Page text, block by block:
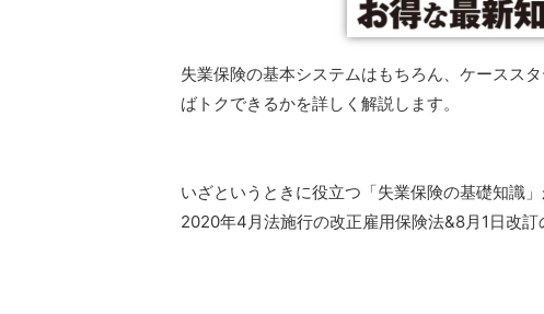
失業保険の基本システムはもちろん、ケースス
ばトクできるかを詳しく解説します。
いざというときに役立つ「失業保険の基礎知識
2020年4月法施行の改正雇用保険法&8月1日改訂